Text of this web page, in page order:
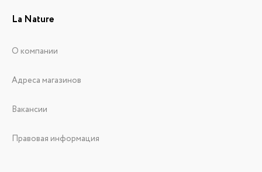
La Nature
О компании
Адреса магазинов
Вакансии
Правовая информация